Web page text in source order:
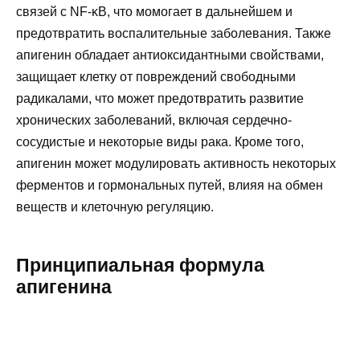
связей с NF-κB, что момогает в дальнейшем и
предотвратить воспалительные заболевания. Также
апигенин обладает антиоксидантными свойствами,
защищает клетку от повреждений свободными
радикалами, что может предотвратить развитие
хронических заболеваний, включая сердечно-
сосудистые и некоторые виды рака. Кроме того,
апигенин может модулировать активность некоторых
ферментов и гормональных путей, влияя на обмен
веществ и клеточную регуляцию.
Принципиальная формула
апигенина